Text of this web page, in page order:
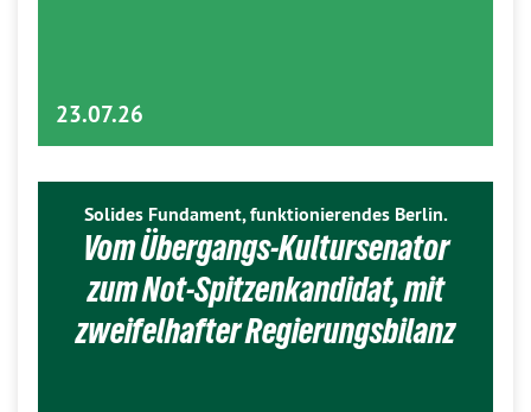
23.07.26
Solides Fundament, funktionierendes Berlin.
Vom Übergangs-Kultursenator
zum Not-Spitzenkandidat, mit
zweifelhafter Regierungsbilanz